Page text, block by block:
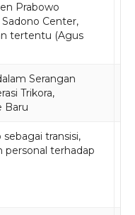
Prabowo
Center,
tertentu (Agus
Serangan
Trikora,
Baru
transisi,
personal terhadap